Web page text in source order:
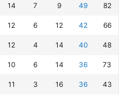
14 7 9 49 82
12 6 12 42 66
12 4 14 40 48
10 6 14 36 73
11 3 16 36 43